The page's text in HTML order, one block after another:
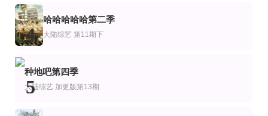
更新至第20260804期
户外成长计划
第12期完结
追踪巨型鱼前传第五季
西里尔·肖凯
第4集
前浪第二季
美国达人第五季
珊农·奥斯博内,霍伊·曼德尔,皮尔斯·摩根
野狗骨头，意犹未尽
宋威龙,张婧仪
卑鄙玩家 Mauvais joueurs
Claude Dartois
4
哈哈哈哈哈第二季
大陆综艺 第11期下
5
种地吧第四季
大陆综艺 加更版第13期